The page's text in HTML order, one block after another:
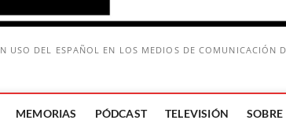
USO DEL ESPAÑOL EN LOS MEDIOS DE COMUNICACIÓN
MEMORIAS PÓDCAST TELEVISIÓN
Buscar: